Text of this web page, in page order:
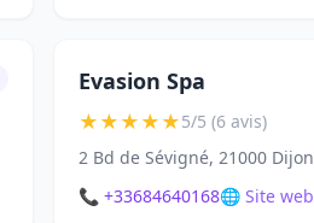
Evasion Spa
★★★★★5/5 (6 avis)
2 Bd de Sévigné, 21000 Dijon
📞 +33684640168🌐 Site web